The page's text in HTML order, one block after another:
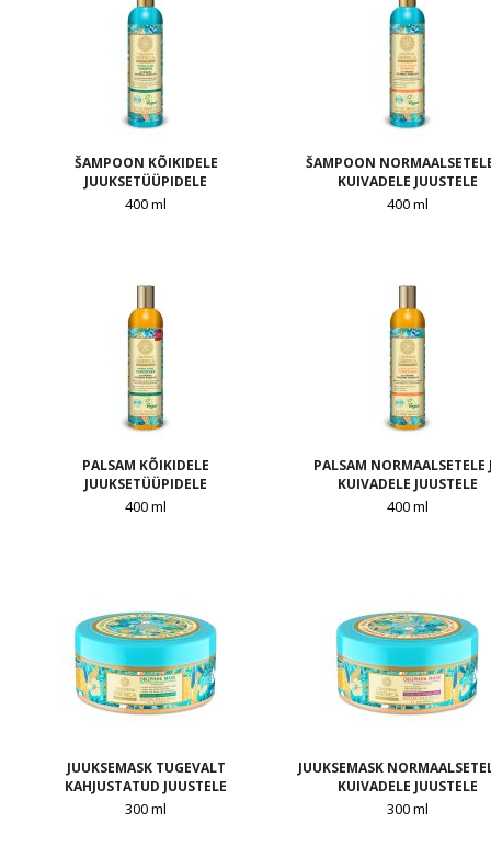
ŠAMPOON KÕIKIDELE
JUUKSETÜÜPIDELE
400 ml
ŠAMPOON
KUIVADELE JUUSTELE
400 ml
PALSAM KÕIKIDELE
JUUKSETÜÜPIDELE
400 ml
PALSAM NORMAALSETELE
KUIVADELE JUUSTELE
400 ml
JUUKSEMASK TUGEVALT
KAHJUSTATUD JUUSTELE
300 ml
JUUKSEMASK
KUIVADELE JUUSTELE
300 ml